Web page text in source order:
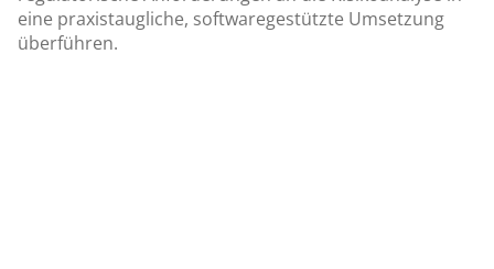
eine praxistaugliche, softwaregestützte Umsetzung
überführen.